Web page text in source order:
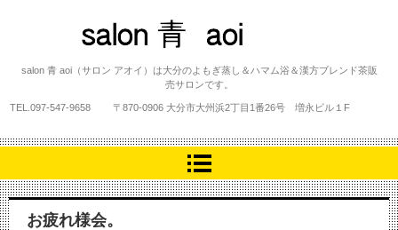
salon 青 aoi
salon 青 aoi（サロン アオイ）は大分のよもぎ蒸し＆ハマム浴＆漢方ブレンド茶販
売サロンです。
TEL. 097-547-9658 〒870-0906 大分市大州浜2丁目1番26号 増永ビル１F
お疲れ様会。